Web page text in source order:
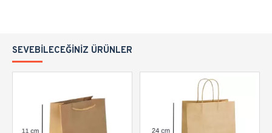
SEVEBILECEĞINIZ ÜRÜNLER